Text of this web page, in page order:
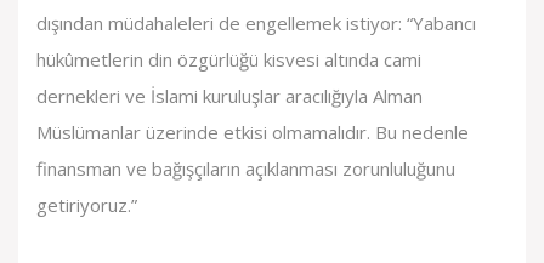
dışından müdahaleleri de engellemek istiyor: “Yabancı
hükûmetlerin din özgürlüğü kisvesi altında cami
dernekleri ve İslami kuruluşlar aracılığıyla Alman
Müslümanlar üzerinde etkisi olmamalıdır. Bu nedenle
finansman ve bağışçıların açıklanması zorunluluğunu
getiriyoruz.”